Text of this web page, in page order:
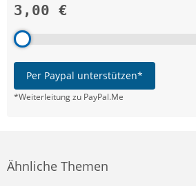
3,00 €
Per Paypal unterstützen*
*Weiterleitung zu PayPal.Me
Ähnliche Themen